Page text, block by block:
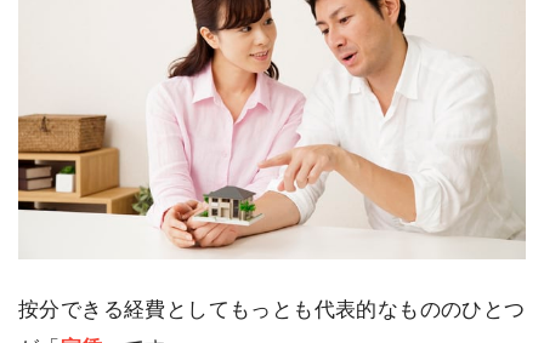
按分できる経費としてもっとも代表的なもののひとつ